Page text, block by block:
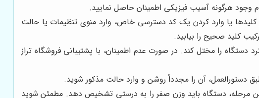
وجود هرگونه آسیب فیزیکی اطمینان حاصل نمایید.
یا وارد کردن یک کد دسترسی خاص، وارد منوی تنظیمات یا حالت
کلید صحیح را بیابید.
دستگاه را مختل کند. در صورت عدم اطمینان، با پشتیبانی فروشگاه تراز
دستورالعمل، آن را مجدداً روشن و وارد حالت مذکور شوید.
مرحله، دستگاه باید وزن صفر را به درستی تشخیص دهد. مطمئن شوید